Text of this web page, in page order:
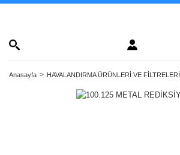
Anasayfa HAVALANDIRMA ÜRÜNLERİ VE FİLTRELERİ